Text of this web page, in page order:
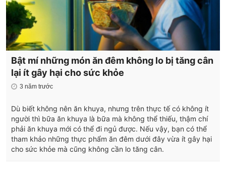
Bật mí những món ăn đêm không lo bị tăng cân
lại ít gây hại cho sức khỏe
3 năm trước
Dù biết không nên ăn khuya, nhưng trên thực tế có không ít
người thì bữa ăn khuya là bữa mà không thể thiếu, thậm chí
phải ăn khuya mới có thể đi ngủ được. Nếu vậy, bạn có thể
tham khảo những thực phẩm ăn đêm dưới đây vừa ít gây hại
cho sức khỏe mà cũng không cần lo tăng cân.